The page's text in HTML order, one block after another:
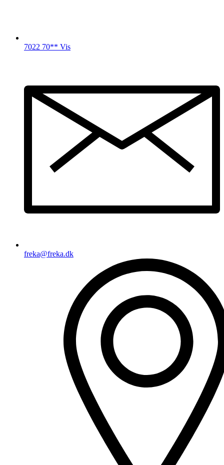
7022 70** Vis
freka@freka.dk